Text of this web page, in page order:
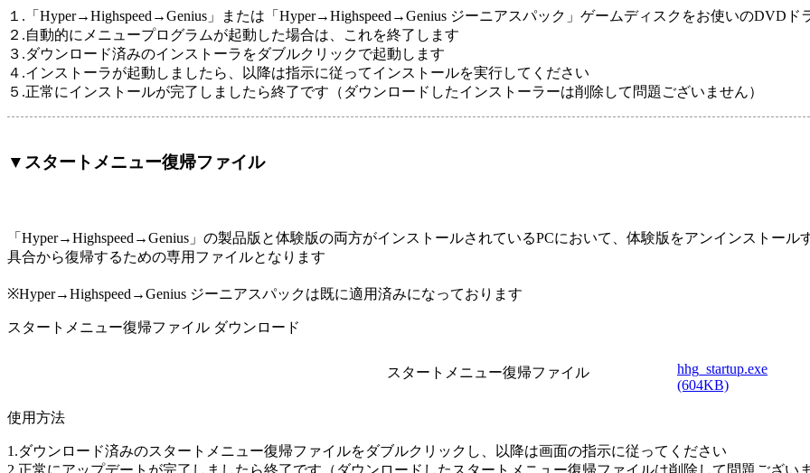
１.「Hyper→Highspeed→Genius」または「Hyper→Highspeed→Genius ジーニアスパック」ゲームディスクをお使いのDVDド
２.自動的にメニュープログラムが起動した場合は、これを終了します
３.ダウンロード済みのインストーラをダブルクリックで起動します
４.インストーラが起動しましたら、以降は指示に従ってインストールを実行してください
５.正常にインストールが完了しましたら終了です（ダウンロードしたインストーラーは削除して問題ございません）
▼スタートメニュー復帰ファイル
「Hyper→Highspeed→Genius」の製品版と体験版の両方がインストールされているPCにおいて、体験版をアンインストー
具合から復帰するための専用ファイルとなります
※Hyper→Highspeed→Genius ジーニアスパックは既に適用済みになっております
スタートメニュー復帰ファイル ダウンロード
スタートメニュー復帰ファイル
hhg_startup.exe
(604KB)
使用方法
1.ダウンロード済みのスタートメニュー復帰ファイルをダブルクリックし、以降は画面の指示に従ってください
2.正常にアップデートが完了しましたら終了です（ダウンロードしたスタートメニュー復帰ファイルは削除して問題ございま